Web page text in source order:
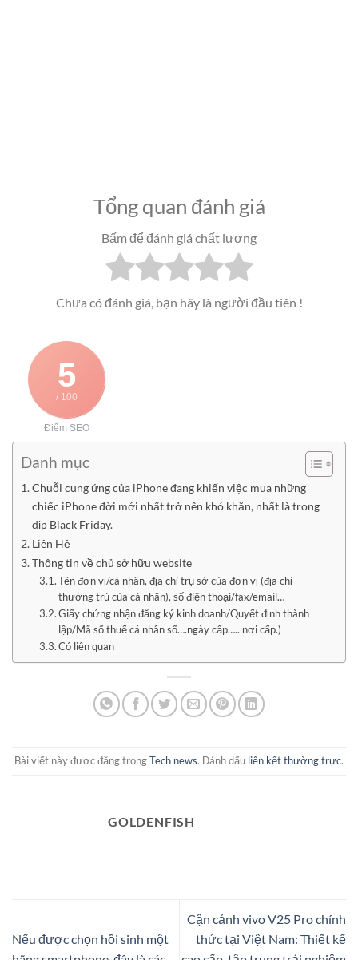
Tổng quan đánh giá
Bấm để đánh giá chất lượng
Chưa có đánh giá, bạn hãy là người đầu tiên !
5
/ 100
Điểm SEO
Danh mục
Chuỗi cung ứng của iPhone đang khiến việc mua những
chiếc iPhone đời mới nhất trở nên khó khăn, nhất là trong
dịp Black Friday.
Liên Hệ
Thông tin về chủ sở hữu website
Tên đơn vị/cá nhân, địa chỉ trụ sở của đơn vị (địa chỉ
thường trú của cá nhân), số điện thoại/fax/email…
Giấy chứng nhận đăng ký kinh doanh/Quyết định thành
lập/Mã số thuế cá nhân số….ngày cấp….. nơi cấp.)
Có liên quan
Bài viết này được đăng trongTech news. Đánh dấu liên kết thường trực.
GOLDENFISH
Nếu được chọn hồi sinh một
Cận cảnh vivo V25 Pro chính
thức tại Việt Nam: Thiết kế